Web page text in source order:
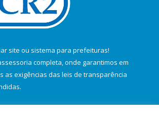
site ou sistema para prefeituras!
completa, onde garantimos em
as exigências das leis de transparência